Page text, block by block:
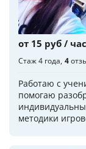
от 15 руб / час
Стаж 4 года 4
Работаю с
помогаю
методики